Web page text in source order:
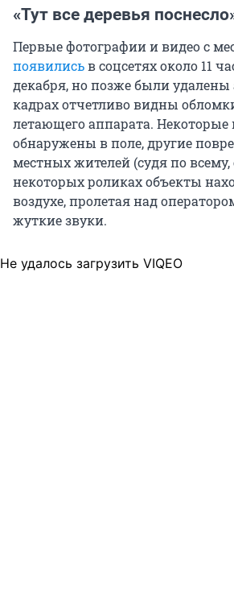
«Тут все деревья
Первые фотографии и видео с
появилисьв соцсетях около 11
декабря, но позже были удалены
кадрах отчетливо видны
летающего аппарата.
обнаружены в поле, другие
местных жителей (судя по всему,
некоторых роликах объекты
воздухе, пролетая над
жуткие звуки.
Не удалось загрузить VIQEO